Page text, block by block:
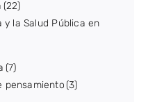
(22)
y la Salud Pública en
(7)
pensamiento(3)